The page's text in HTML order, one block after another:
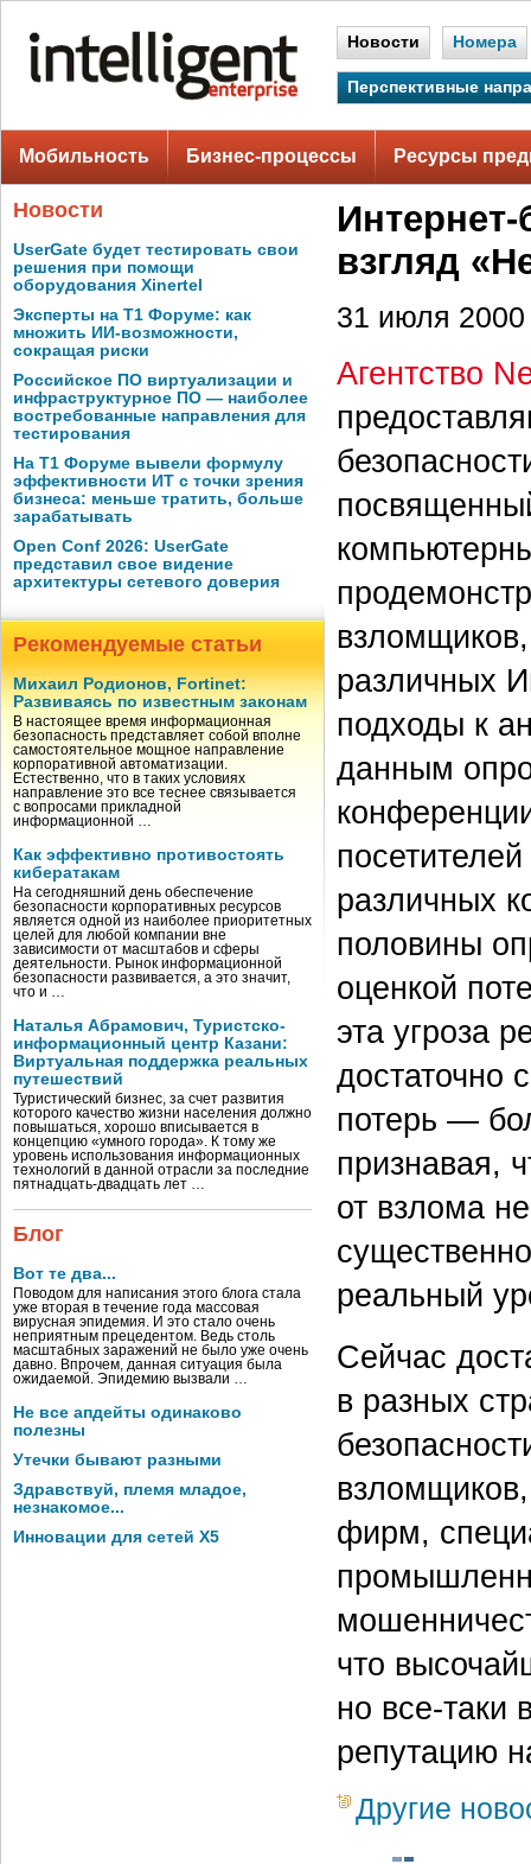
Новости Номера
Перспективные
Мобильность Бизнес-процессы Ресурсы
Новости
UserGate будет тестировать свои
решения при помощи
оборудования Xinertel
Эксперты на Т1 Форуме: как
множить ИИ-возможности,
сокращая риски
Российское ПО виртуализации и
инфраструктурное ПО — наиболее
востребованные направления для
тестирования
На Т1 Форуме вывели формулу
эффективности ИТ с точки зрения
бизнеса: меньше тратить, больше
зарабатывать
Open Conf 2026: UserGate
представил свое видение
архитектуры сетевого доверия
Рекомендуемые статьи
Михаил Родионов, Fortinet:
Развиваясь по известным законам
В настоящее время информационная
безопасность представляет собой вполне
самостоятельное мощное направление
корпоративной автоматизации.
Естественно, что в таких условиях
направление это все теснее связывается
с вопросами прикладной
информационной …
Как эффективно противостоять
кибератакам
На сегодняшний день обеспечение
безопасности корпоративных ресурсов
является одной из наиболее приоритетных
целей для любой компании вне
зависимости от масштабов и сферы
деятельности. Рынок информационной
безопасности развивается, а это значит,
что и …
Наталья Абрамович, Туристско-
информационный центр Казани:
Виртуальная поддержка реальных
путешествий
Туристический бизнес, за счет развития
которого качество жизни населения должно
повышаться, хорошо вписывается в
концепцию «умного города». К тому же
уровень использования информационных
технологий в данной отрасли за последние
пятнадцать-двадцать лет …
Блог
Вот те два...
Поводом для написания этого блога стала
уже вторая в течение года массовая
вирусная эпидемия. И это стало очень
неприятным прецедентом. Ведь столь
масштабных заражений не было уже очень
давно. Впрочем, данная ситуация была
ожидаемой. Эпидемию вызвали …
Не все апдейты одинаково
полезны
Утечки бывают разными
Здравствуй, племя младое,
незнакомое...
Инновации для сетей X5
взгляд
31 июля 2000
Агентство
различных
подходы к
данным
различных
половины
оценкой
эта угроза
достаточно
потерь —
признавая,
от взлома
реальный
Сейчас
в разных
фирм,
что
но все-таки
репутацию
Другие